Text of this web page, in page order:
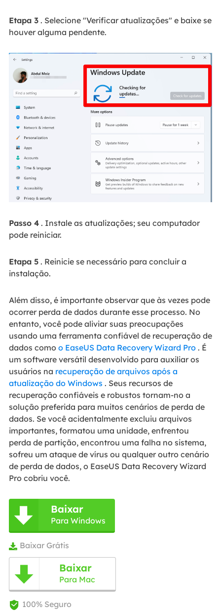
Etapa 3. Selecione "Verificar atualizações" e baixe se
houver alguma pendente.
Passo 4. Instale as atualizações; seu computador
pode reiniciar.
Etapa 5. Reinicie se necessário para concluir a
instalação.
Além disso, é importante observar que às vezes pode
ocorrer perda de dados durante esse processo. No
entanto, você pode aliviar suas preocupações
usando uma ferramenta confiável de recuperação de
dados como o EaseUS Data Recovery Wizard Pro. É
um software versátil desenvolvido para auxiliar os
usuários na recuperação de arquivos após a
atualização do Windows . Seus recursos de
recuperação confiáveis e robustos tornam-no a
solução preferida para muitos cenários de perda de
dados. Se você acidentalmente excluiu arquivos
importantes, formatou uma unidade, enfrentou
perda de partição, encontrou uma falha no sistema,
sofreu um ataque de vírus ou qualquer outro cenário
de perda de dados, o EaseUS Data Recovery Wizard
Pro cobriu você.
 Baixar
Para Windows
 Baixar Grátis
 Baixar
Para Mac
 100% Seguro